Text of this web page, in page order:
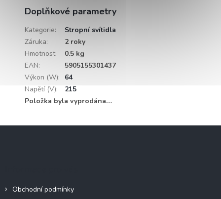
Doplňkové parametry
Kategorie:
Stropní svítidla
Záruka:
2 roky
Hmotnost:
0.5 kg
EAN:
5905155301437
Výkon (W):
64
Napětí (V):
215
Položka byla vyprodána…
Obchodní podmínky